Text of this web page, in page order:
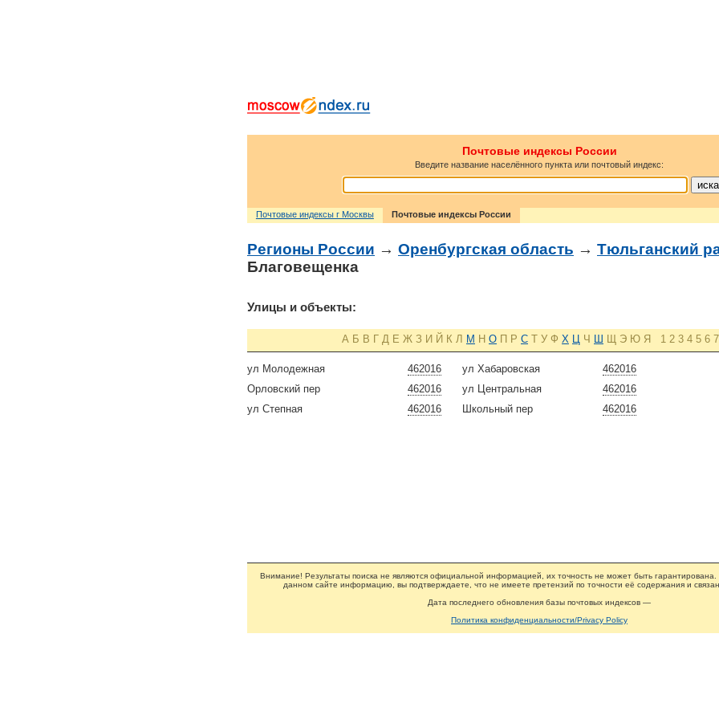
Почтовые индексы России
Введите название населённого пункта или почтовый индекс:
Почтовые индексы г Москвы Почтовые индексы России
Регионы России → Оренбургская область → Тюльганский
Благовещенка
Улицы и объекты:
А Б В Г Д Е Ж З И Й К Л М Н О П Р С Т У Ф Х Ц Ч Ш Щ Э Ю Я 1 2 3 4 5 6 7
462016
ул Молодежная
462016
Орловский пер
462016
ул Степная
462016
ул Хабаровская
462016
ул Центральная
462016
Школьный пер
Внимание! Результаты поиска не являются официальной информацией, их точность не может быть гарантирована.
данном сайте информацию, вы подтверждаете, что не имеете претензий по точности её содержания и
Дата последнего обновления базы почтовых индексов —
Политика конфиденциальности/Privacy Policy